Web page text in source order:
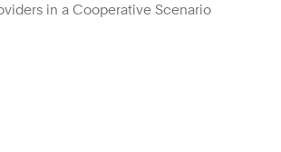
in a Cooperative Scenario